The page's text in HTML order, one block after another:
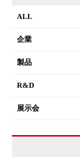
ALL
企業
製品
R&D
展示会